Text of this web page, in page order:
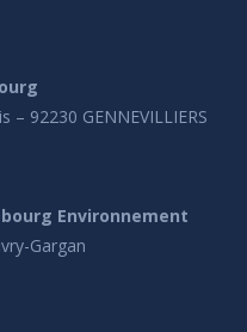
92230 GENNEVILLIERS
Environnement
Gargan